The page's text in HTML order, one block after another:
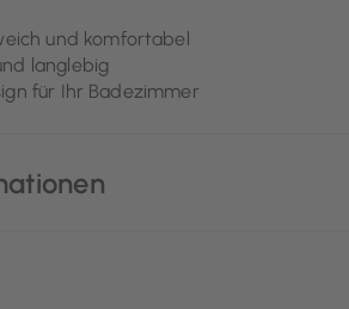
und komfortabel
langlebig
für Ihr Badezimmer